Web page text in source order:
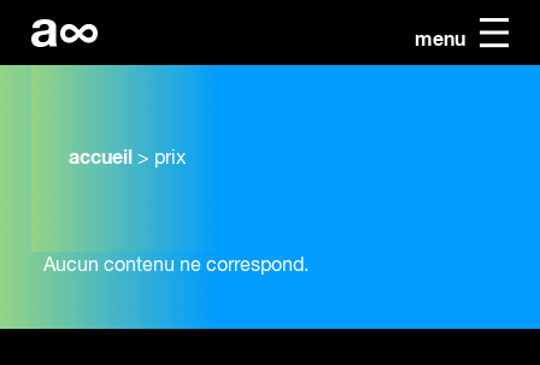
menu
accueil > prix
Aucun contenu ne correspond.